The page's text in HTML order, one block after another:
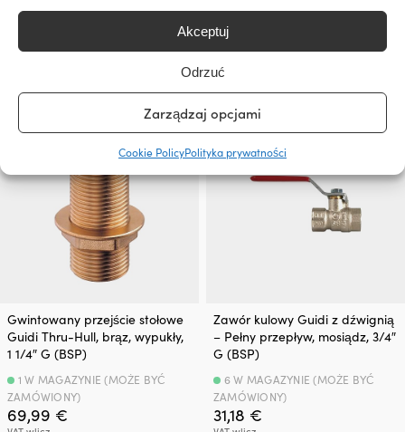
Akceptuj
Odrzuć
Zarządzaj opcjami
Cookie PolicyPolityka prywatności
69,99
1 W MAGAZYNIE (MOŻE BYĆ
ZAMÓWIONY)
Gwintowany przejście stołowe
Guidi Thru-Hull, brąz, wypukły,
1 1/4″ G (BSP)
69,99 €
1 W MAGAZYNIE (MOŻE BYĆ
ZAMÓWIONY)
Zawór kulowy Guidi z dźwignią
– Pełny przepływ, mosiądz, 3/4″
G (BSP)
31,18 €
6 W MAGAZYNIE (MOŻE BYĆ
ZAMÓWIONY)